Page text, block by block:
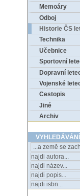
Memoáry
Odboj
Historie ČS
Technika
Učebnice
Sportovní
Dopravní
Vojenské
Cestopis
Jiné
Archiv
VYHLEDÁVÁNÍ